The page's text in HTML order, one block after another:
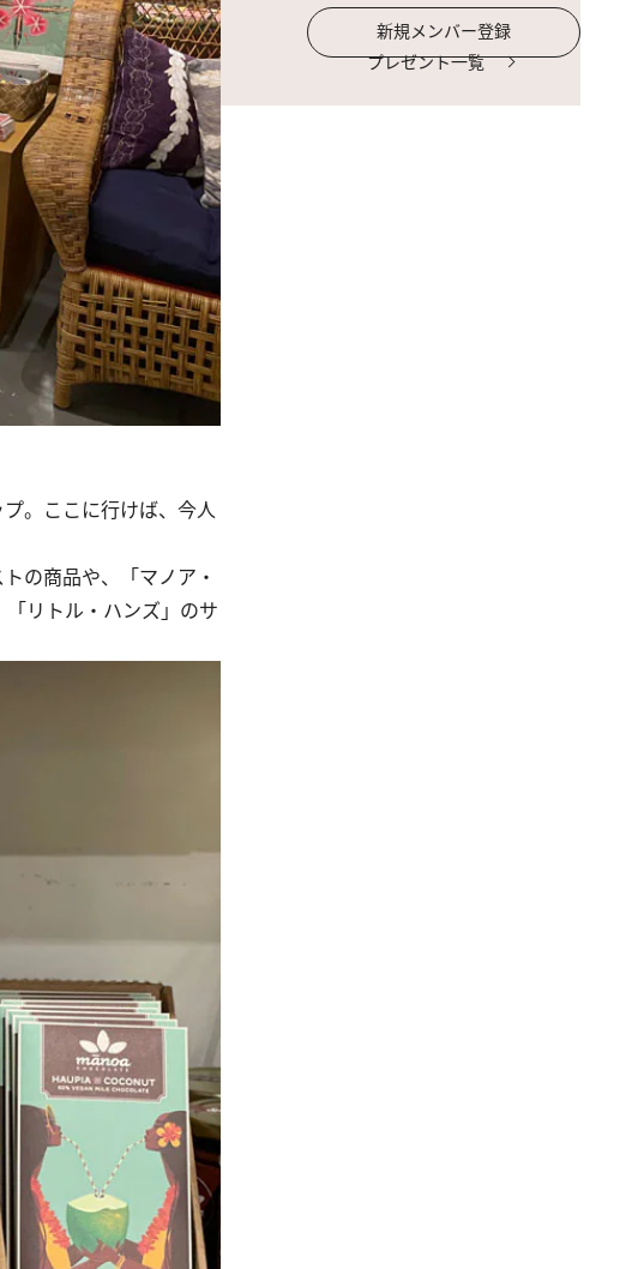
。ここに行けば、今人
の商品や、「マノア・
リトル・ハンズ」のサ
新規メンバー登録
プレゼント一覧